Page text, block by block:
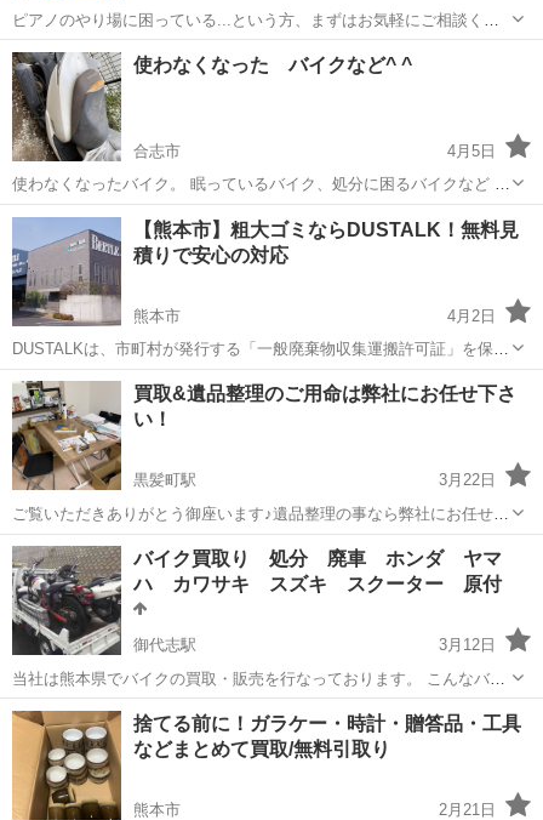
ピアノのやり場に困っている...という方、まずはお気軽にご相談くだ
さい！ ピアノのプロがピアノの状態を確認し、まだ使えるかどうか、
金額がつくかどうか、また運搬するにはいくらかかるか見積りをいた
します！
熊本 熊本市 不用品処分
使わなくなった バイクなど^ ^
合志市
4月5日
使わなくなったバイク。 眠っているバイク、処分に困るバイクなど 不
動車や事故車 引き取りに伺います 値段がつかない物もありますけど
問い合わせからで お願い致します。^o^
熊本 合志市 不用品回収 事故
【熊本市】粗大ゴミならDUSTALK！無料見
積りで安心の対応
熊本市
4月2日
DUSTALKは、市町村が発行する「一般廃棄物収集運搬許可証」を保有
する業者のみを登録して運営しており、適正価格での不用品回収を実
現しています。 個人の方から法人の方まで、安心してご利用いただけ
るサービスです。 ...
熊本 熊本市 不用品回収
買取&遺品整理のご用命は弊社にお任せ下さ
い！
黒髪町駅
3月22日
ご覧いただきありがとう御座います♪遺品整理の事なら弊社にお任せ下
さい♪戸建て一軒家(5万円)からお引き受け致します♪先ずお買取評価を
させていただきます♪
熊本 熊本市 黒髪町駅 遺品整理 買取
バイク買取り 処分 廃車 ホンダ ヤマ
ハ カワサキ スズキ スクーター 原付
御代志駅
3月12日
当社は熊本県でバイクの買取・販売を行なっております。 こんなバイ
クでも買取が可能！ ☑実働車 ☑不動車 ☑欠品車 ☑放置バイク ☑鍵な
しバイク ☑書類なし 【店舗情報】 📍EASY BASE ■出...
熊本 菊池市 御代志駅 不用品買取 無料
捨てる前に！ガラケー・時計・贈答品・工具
などまとめて買取/無料引取り
熊本市
2月21日